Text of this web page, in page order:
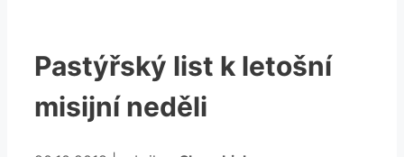
Pastýřský list k letošní
misijní neděli